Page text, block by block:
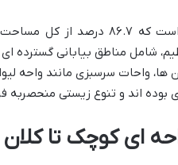
وسعت امارت ابوظبی حدود ۶۷,۳۴۰ کیلومتر
شامل مناطق بیابانی گسترده
واحات سرسبزی مانند واحه لیوا
اند و تنوع زیستی منحصربه
ای کوچک تا